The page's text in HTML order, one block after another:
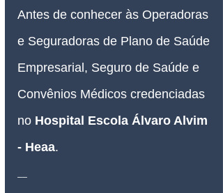
Antes de conhecer às Operadoras
e Seguradoras de Plano de Saúde
Empresarial, Seguro de Saúde e
Convênios Médicos credenciadas
no Hospital Escola Álvaro Alvim
- Heaa.
__